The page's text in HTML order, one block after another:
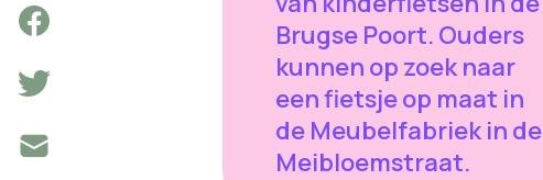
Brugse Poort. Ouders
kunnen op zoek naar
een fietsje op maat in
de Meubelfabriek in de
Meibloemstraat.